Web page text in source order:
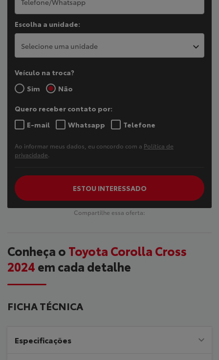
Escolha a unidade:
Selecione uma unidade
Veículo na troca?
Sim
Não
Quero receber contato por:
E-mail
Whatsapp Telefone
Ao informar meus dados, eu concordo com a Política de
privacidade.
ESTOU INTERESSADO
Compartilhe essa oferta:
Conheça o Toyota Corolla Cross
2024 em cada detalhe
FICHA TÉCNICA
Especificações